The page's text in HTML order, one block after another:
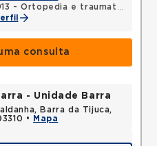
- Ortopedia e traumatologia
consulta
- Unidade Barra
Barra da Tijuca,
•
Mapa